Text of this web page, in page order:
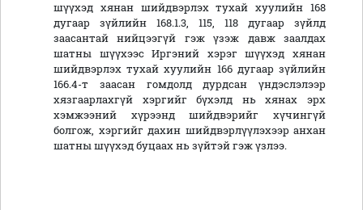
шүүхэд хянан шийдвэрлэх тухай хуулийн 168
дугаар зүйлийн 168.1.3, 115, 118 дугаар зүйлд
заасантай нийцээгүй гэж үзэж давж заалдах
шатны шүүхээс Иргэний хэрэг шүүхэд хянан
шийдвэрлэх тухай хуулийн 166 дугаар зүйлийн
166.4-т заасан гомдолд дурдсан үндэслэлээр
хязгаарлахгүй хэргийг бүхэлд нь хянах эрх
хэмжээний хүрээнд шийдвэрийг хүчингүй
болгож, хэргийг дахин шийдвэрлүүлэхээр анхан
шатны шүүхэд буцаах нь зүйтэй гэж үзлээ.